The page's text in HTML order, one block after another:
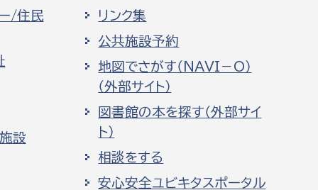
/住民
設
リンク集
公共施設予約
地図でさがす（NAVI－O）
（外部サイト）
図書館の本を探す（外部サイ
ト）
相談をする
安心安全ユビキタスポータル